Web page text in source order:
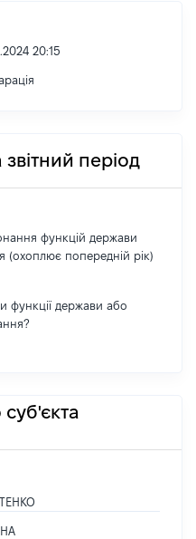
20:15
звітний період
функцій держави
(охоплює попередній рік)
функції держави або